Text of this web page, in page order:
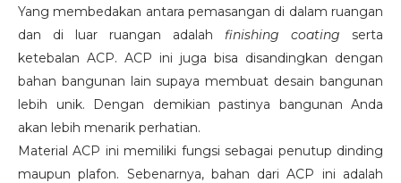
Yang membedakan antara pemasangan di dalam ruangan
dan di luar ruangan adalah finishing coating serta
ketebalan ACP. ACP ini juga bisa disandingkan dengan
bahan bangunan lain supaya membuat desain bangunan
lebih unik. Dengan demikian pastinya bangunan Anda
akan lebih menarik perhatian.
Material ACP ini memiliki fungsi sebagai penutup dinding
maupun plafon. Sebenarnya, bahan dari ACP ini adalah